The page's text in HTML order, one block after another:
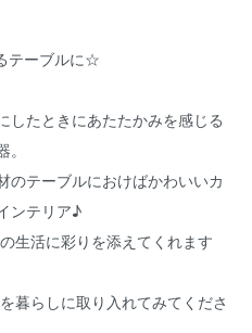
テーブルに☆
したときにあたたかみを感じる
テーブルにおけばかわいいカ
ンテリア♪
活に彩りを添えてくれます
らしに取り入れてみてくださ